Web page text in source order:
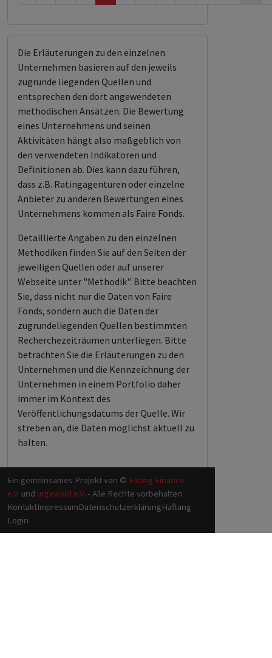
Die Erläuterungen zu den einzelnen
Unternehmen basieren auf den jeweils
zugrunde liegenden Quellen und
entsprechen den dort angewendeten
methodischen Ansätzen. Die Bewertung
eines Unternehmens und seinen
Aktivitäten hängt also maßgeblich von
den verwendeten Indikatoren und
Definitionen ab. Dies kann dazu führen,
dass z.B. Ratingagenturen oder einzelne
Anbieter zu anderen Bewertungen eines
Unternehmens kommen als Faire Fonds.
Detaillierte Angaben zu den einzelnen
Methodiken finden Sie auf den Seiten der
jeweiligen Quellen oder auf unserer
Webseite unter "Methodik". Bitte beachten
Sie, dass nicht nur die Daten von Faire
Fonds, sondern auch die Daten der
zugrundeliegenden Quellen bestimmten
Recherchezeiträumen unterliegen. Bitte
betrachten Sie die Erläuterungen zu den
Unternehmen und die Kennzeichnung der
Unternehmen in einem Portfolio daher
immer im Kontext des
Veröffentlichungsdatums der Quelle. Wir
streben an, die Daten möglichst aktuell zu
halten.
Ein gemeinsames Projekt von © Facing Finance
e.V. und urgewald e.V. - Alle Rechte vorbehalten
KontaktImpressumDatenschutzerklärungHaftung
Login